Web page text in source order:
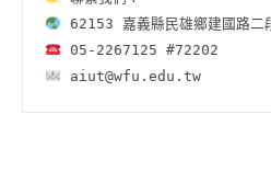
aiut@wfu.edu.tw